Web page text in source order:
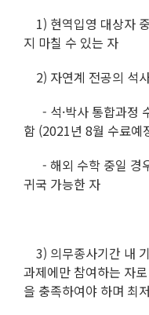
1) 현역입영 대상자
지 마칠 수 있는 자
2) 자연계 전공의 석
- 석·박사 통합과정
함 (2021년 8월 수료예
- 해외 수학 중일 경
귀국 가능한 자
3) 의무종사기간 내
과제에만 참여하는 자
을 충족하여야 하며 최